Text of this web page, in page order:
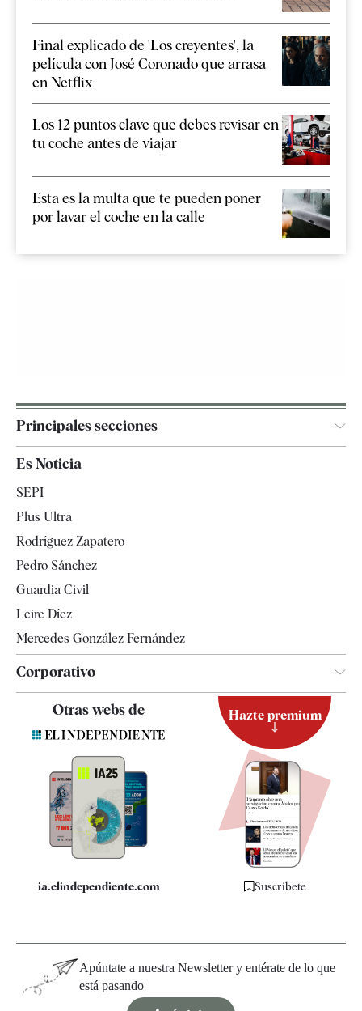
Final explicado de 'Los creyentes', la
película con José Coronado que arrasa
en Netflix
Los 12 puntos clave que debes revisar en
tu coche antes de viajar
Esta es la multa que te pueden poner
por lavar el coche en la calle
Principales secciones
España
Televisión
Es Noticia
SEPI
Plus Ultra
Rodríguez Zapatero
Pedro Sánchez
Guardia Civil
Leire Díez
Mercedes González Fernández
Corporativo
Contacto
Quiénes somos
Especificaciones
Otras webs de
ia.elindependiente.com
Hazte premium
Suscríbete
Apúntate a nuestra Newsletter y entérate de lo que
está pasando